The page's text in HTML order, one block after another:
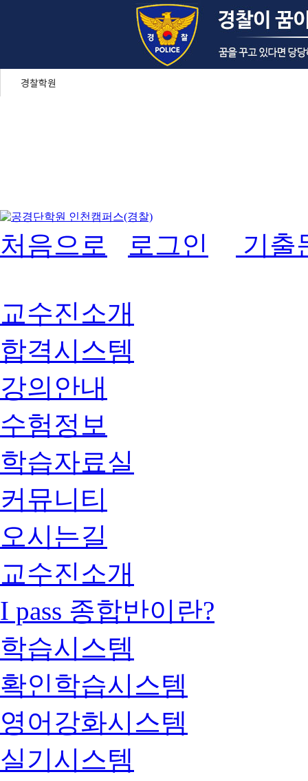
처음으로 로그인 기출
교수진소개
합격시스템
강의안내
수험정보
학습자료실
커뮤니티
오시는길
교수진소개
I pass 종합반이란?
학습시스템
확인학습시스템
영어강화시스템
실기시스템